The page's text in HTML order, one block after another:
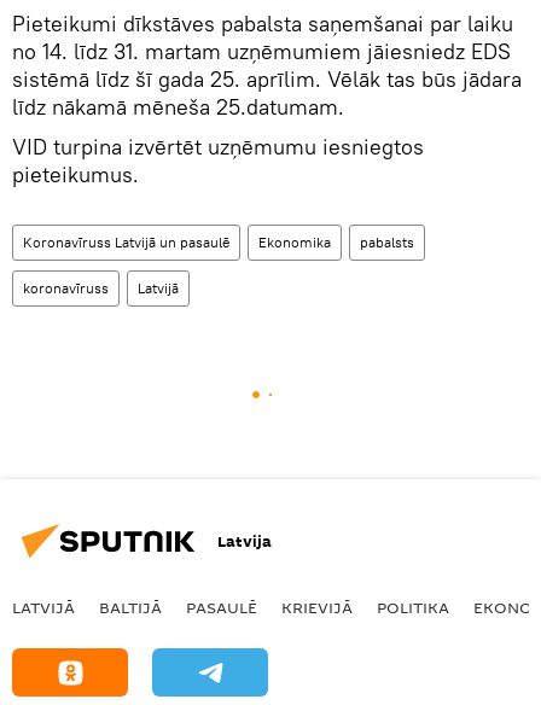
Pieteikumi dīkstāves pabalsta saņemšanai par laiku
no 14. līdz 31. martam uzņēmumiem jāiesniedz EDS
sistēmā līdz šī gada 25. aprīlim. Vēlāk tas būs jādara
līdz nākamā mēneša 25.datumam.
VID turpina izvērtēt uzņēmumu iesniegtos
pieteikumus.
Koronavīruss Latvijā un pasaulē Ekonomika pabalsts
koronavīruss Latvijā
Latvija
LATVIJĀ BALTIJĀ PASAULĒ KRIEVIJĀ POLITIKA